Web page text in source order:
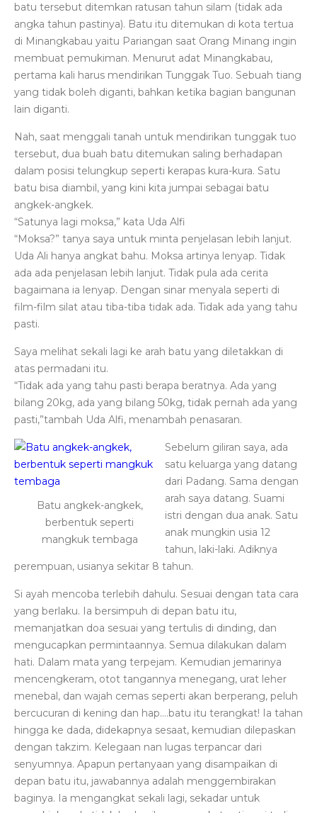
batu tersebut ditemkan ratusan tahun silam (tidak ada
angka tahun pastinya). Batu itu ditemukan di kota tertua
di Minangkabau yaitu Pariangan saat Orang Minang ingin
membuat pemukiman. Menurut adat Minangkabau,
pertama kali harus mendirikan Tunggak Tuo. Sebuah tiang
yang tidak boleh diganti, bahkan ketika bagian bangunan
lain diganti.
Nah, saat menggali tanah untuk mendirikan tunggak tuo
tersebut, dua buah batu ditemukan saling berhadapan
dalam posisi telungkup seperti kerapas kura-kura. Satu
batu bisa diambil, yang kini kita jumpai sebagai batu
angkek-angkek.
“Satunya lagi moksa,” kata Uda Alfi
“Moksa?” tanya saya untuk minta penjelasan lebih lanjut.
Uda Ali hanya angkat bahu. Moksa artinya lenyap. Tidak
ada ada penjelasan lebih lanjut. Tidak pula ada cerita
bagaimana ia lenyap. Dengan sinar menyala seperti di
film-film silat atau tiba-tiba tidak ada. Tidak ada yang tahu
pasti.
Saya melihat sekali lagi ke arah batu yang diletakkan di
atas permadani itu.
“Tidak ada yang tahu pasti berapa beratnya. Ada yang
bilang 20kg, ada yang bilang 50kg, tidak pernah ada yang
pasti,”tambah Uda Alfi, menambah penasaran.
Batu angkek-angkek,
berbentuk seperti
mangkuk tembaga
Sebelum giliran saya, ada
satu keluarga yang datang
dari Padang. Sama dengan
arah saya datang. Suami
istri dengan dua anak. Satu
anak mungkin usia 12
tahun, laki-laki. Adiknya
perempuan, usianya sekitar 8 tahun.
Si ayah mencoba terlebih dahulu. Sesuai dengan tata cara
yang berlaku. Ia bersimpuh di depan batu itu,
memanjatkan doa sesuai yang tertulis di dinding, dan
mengucapkan permintaannya. Semua dilakukan dalam
hati. Dalam mata yang terpejam. Kemudian jemarinya
mencengkeram, otot tangannya menegang, urat leher
menebal, dan wajah cemas seperti akan berperang, peluh
bercucuran di kening dan hap….batu itu terangkat! Ia tahan
hingga ke dada, didekapnya sesaat, kemudian dilepaskan
dengan takzim. Kelegaan nan lugas terpancar dari
senyumnya. Apapun pertanyaan yang disampaikan di
depan batu itu, jawabannya adalah menggembirakan
baginya. Ia mengangkat sekali lagi, sekadar untuk